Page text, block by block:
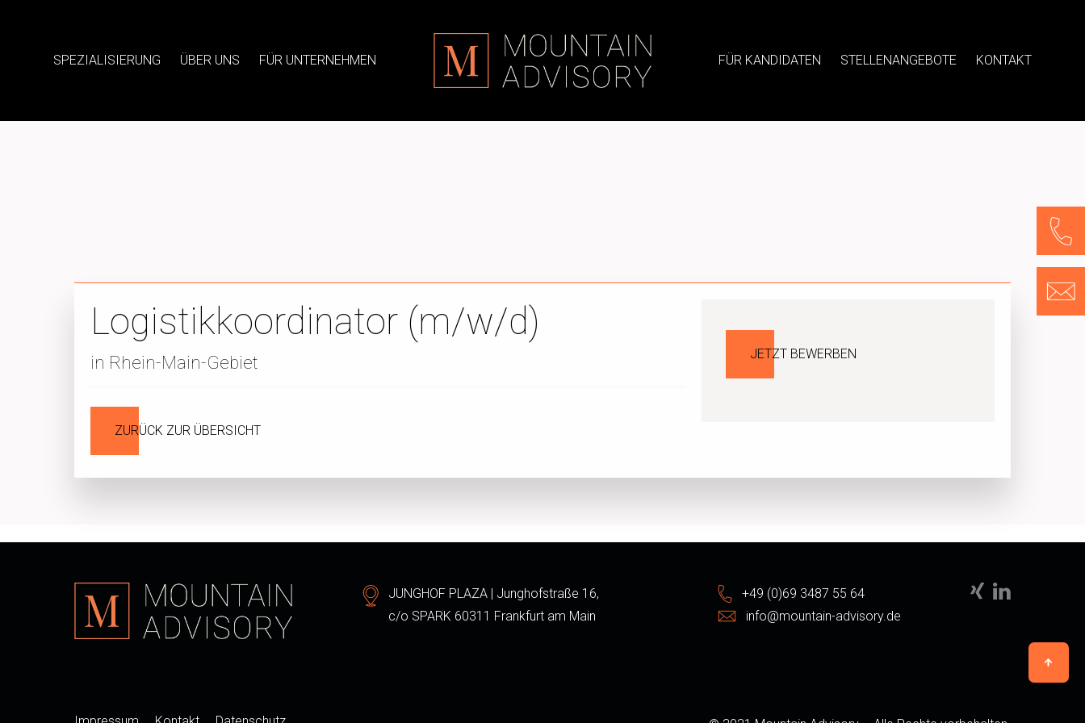
SPEZIALISIERUNG ÜBER UNS FÜR UNTERNEHMEN FÜR KANDIDATEN STELLENANGEBOTE KONTAKT
Logistikkoordinator (m/w/d)
in Rhein-Main-Gebiet
ZURÜCK ZUR ÜBERSICHT
JETZT BEWERBEN
JUNGHOF PLAZA | Junghofstraße 16,
c/o SPARK 60311 Frankfurt am Main
+49 (0)69 3487 55 64
info@mountain-advisory.de